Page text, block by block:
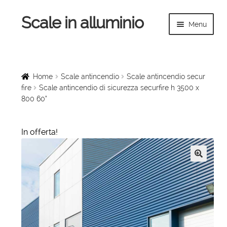
Vai
alla
Vai
al
Scale in alluminio Menu
child
Scale a chiocciola
Scale per interni
Linee vita
il
menu
child
Scale in legno
Espandi
il
menu
child
Rampe di carico
Sollevatori
Espandi
il
Home Scale antincendio
Scale antincendio secur
fire
Scale antincendio di sicurezza securfire h 3500 x
800 60°
In offerta!
🔍